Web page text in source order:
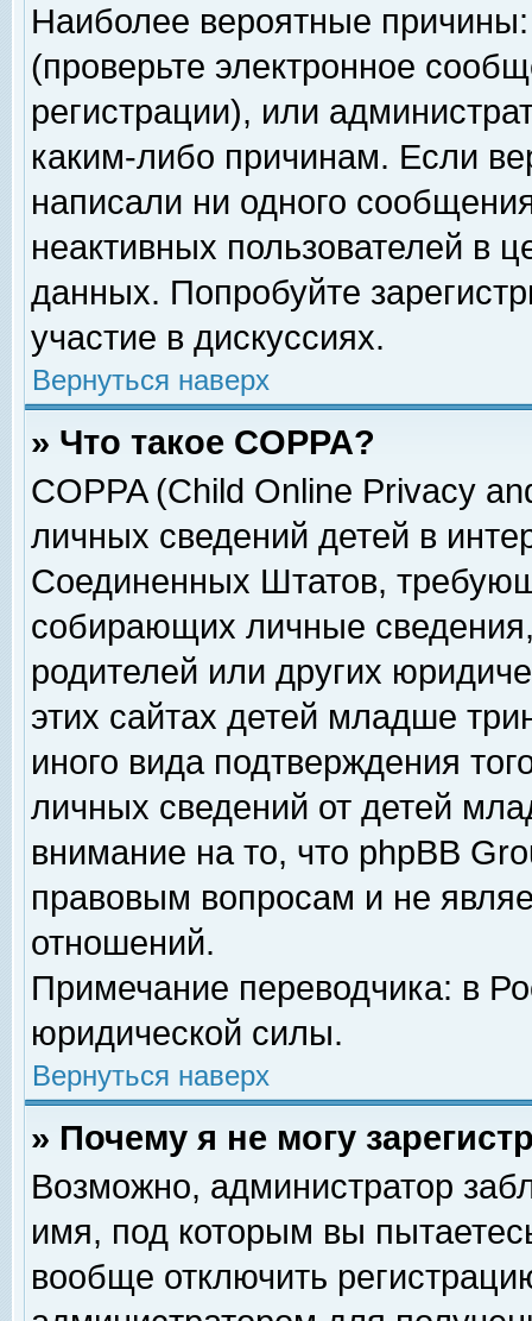
Наиболее вероятные
(проверьте электронное
регистрации), или
каким-либо причинам. Если
написали ни одного
неактивных пользователей в
данных. Попробуйте
участие в дискуссиях.
Вернуться наверх
» Что такое COPPA?
COPPA (Child Online Privacy
личных сведений детей в
Соединенных Штатов,
собирающих личные
родителей или других
этих сайтах детей младше
иного вида подтверждения
личных сведений от детей
внимание на то, что phpBB
правовым вопросам и не
отношений.
Примечание переводчика: в
юридической силы.
Вернуться наверх
» Почему я не могу
Возможно, администратор
имя, под которым вы
вообще отключить